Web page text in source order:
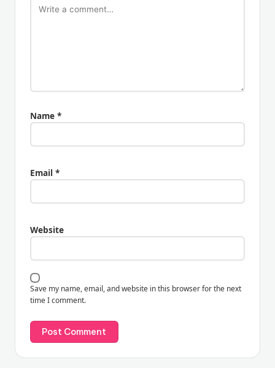
Name *
Email *
Website
Save my name, email, and website in this browser for the next
time I comment.